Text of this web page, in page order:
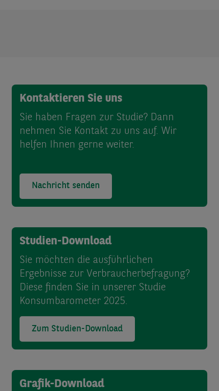
Kontaktieren Sie uns
Sie haben Fragen zur Studie? Dann
nehmen Sie Kontakt zu uns auf. Wir
helfen Ihnen gerne weiter.
Nachricht senden
Studien-Download
Sie möchten die ausführlichen
Ergebnisse zur Verbraucher­befragung?
Diese finden Sie in unserer Studie
Konsum­baro­meter 2025.
Zum Studien-Download
Grafik-Download